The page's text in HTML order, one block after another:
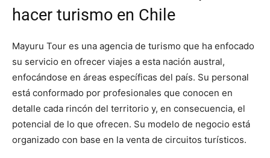
hacer turismo en Chile
Mayuru Tour es una agencia de turismo que ha enfocado
su servicio en ofrecer viajes a esta nación austral,
enfocándose en áreas específicas del país. Su personal
está conformado por profesionales que conocen en
detalle cada rincón del territorio y, en consecuencia, el
potencial de lo que ofrecen. Su modelo de negocio está
organizado con base en la venta de circuitos turísticos.